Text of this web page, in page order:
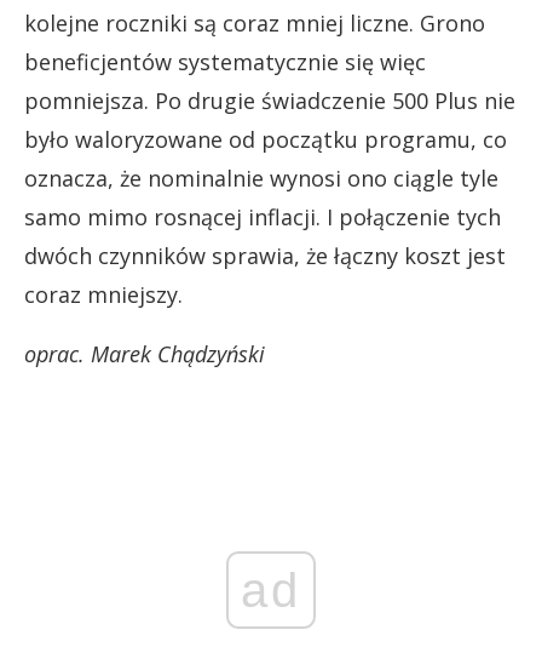
kolejne roczniki są coraz mniej liczne. Grono
beneficjentów systematycznie się więc
pomniejsza. Po drugie świadczenie 500 Plus nie
było waloryzowane od początku programu, co
oznacza, że nominalnie wynosi ono ciągle tyle
samo mimo rosnącej inflacji. I połączenie tych
dwóch czynników sprawia, że łączny koszt jest
coraz mniejszy.
oprac. Marek Chądzyński
ad